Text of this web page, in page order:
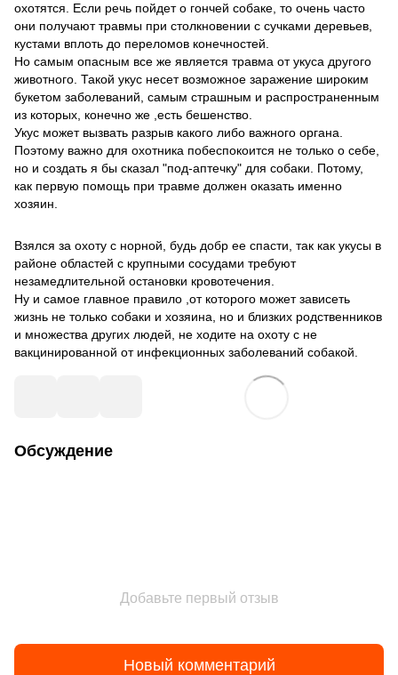
охотятся. Если речь пойдет о гончей собаке, то очень часто
они получают травмы при столкновении с сучками деревьев,
кустами вплоть до переломов конечностей.
Но самым опасным все же является травма от укуса другого
животного. Такой укус несет возможное заражение широким
букетом заболеваний, самым страшным и распространенным
из которых, конечно же ,есть бешенство.
Укус может вызвать разрыв какого либо важного органа.
Поэтому важно для охотника побеспокоится не только о себе,
но и создать я бы сказал "под-аптечку" для собаки. Потому,
как первую помощь при травме должен оказать именно
хозяин.
Взялся за охоту с норной, будь добр ее спасти, так как укусы в
районе областей с крупными сосудами требуют
незамедлительной остановки кровотечения.
Ну и самое главное правило ,от которого может зависеть
жизнь не только собаки и хозяина, но и близких родственников
и множества других людей, не ходите на охоту с не
вакцинированной от инфекционных заболеваний собакой.
Обсуждение
Добавьте первый отзыв
Новый комментарий